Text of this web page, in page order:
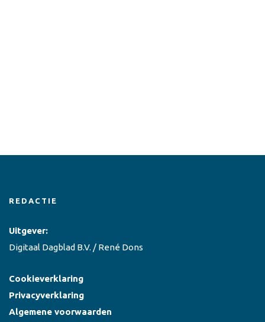
REDACTIE
Uitgever:
Digitaal Dagblad B.V. / René Dons
Cookieverklaring
Privacyverklaring
Algemene voorwaarden